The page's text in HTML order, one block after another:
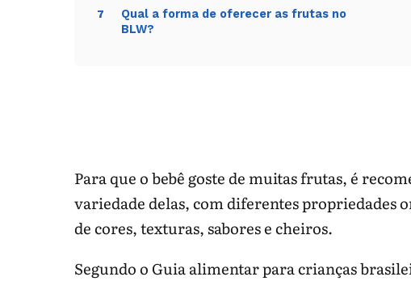
7
Qual a forma de oferecer as frutas no
BLW?
Para que o bebê goste de muitas frutas, é
variedade delas, com diferentes propriedades
de cores, texturas, sabores e cheiros.
Segundo o Guia alimentar para crianças